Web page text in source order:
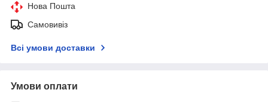
Нова Пошта
Самовивіз
Всі умови доставки
Умови оплати